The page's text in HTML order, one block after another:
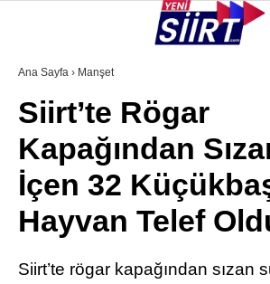
VİDEO
KURTALAN
ERUH
BAYKAN
Ana Sayfa › Manşet
Siirt’te Rögar
Kapağından
İçen 32
Hayvan Telef
Siirt’te rögar kapağından sızan